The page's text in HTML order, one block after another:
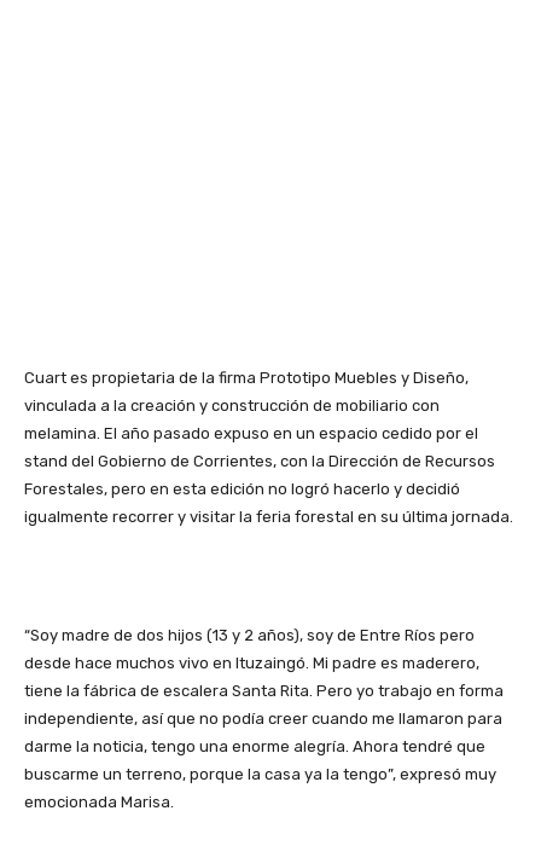
Cuart es propietaria de la firma Prototipo Muebles y Diseño,
vinculada a la creación y construcción de mobiliario con
melamina. El año pasado expuso en un espacio cedido por el
stand del Gobierno de Corrientes, con la Dirección de Recursos
Forestales, pero en esta edición no logró hacerlo y decidió
igualmente recorrer y visitar la feria forestal en su última jornada.
“Soy madre de dos hijos (13 y 2 años), soy de Entre Ríos pero
desde hace muchos vivo en Ituzaingó. Mi padre es maderero,
tiene la fábrica de escalera Santa Rita. Pero yo trabajo en forma
independiente, así que no podía creer cuando me llamaron para
darme la noticia, tengo una enorme alegría. Ahora tendré que
buscarme un terreno, porque la casa ya la tengo”, expresó muy
emocionada Marisa.